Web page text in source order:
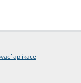
aplikace